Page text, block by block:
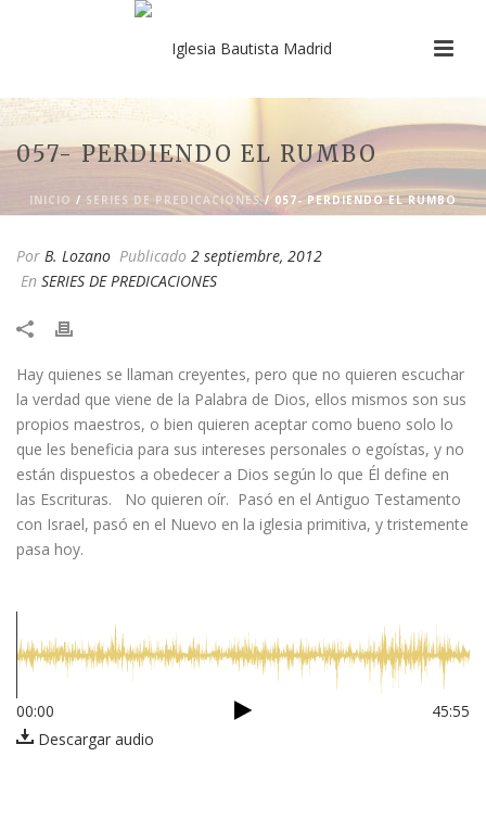
057- PERDIENDO EL RUMBO
INICIO / SERIES DE PREDICACIONES/ 057- PERDIENDO EL RUMBO
Por B. Lozano Publicado 2 septiembre, 2012
En SERIES DE PREDICACIONES
​Hay quienes se llaman creyentes, pero que no quieren escuchar
la verdad que viene de la Palabra de Dios, ellos mismos son sus
propios maestros, o bien quieren aceptar como bueno solo lo
que les beneficia para sus intereses personales o egoístas, y no
están dispuestos a obedecer a Dios según lo que Él define en
las Escrituras. No quieren oír. Pasó en el Antiguo Testamento
con Israel, pasó en el Nuevo en la iglesia primitiva, y tristemente
pasa hoy.
00:00
45:55
Descargar audio